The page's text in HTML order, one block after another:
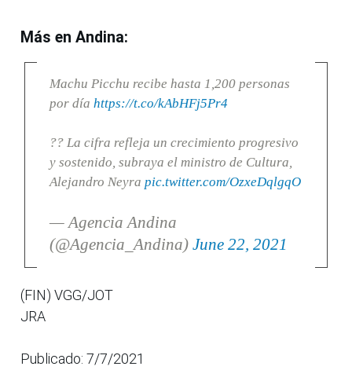
Más en Andina:
Machu Picchu recibe hasta 1,200 personas
por día https://t.co/kAbHFj5Pr4
?? La cifra refleja un crecimiento progresivo
y sostenido, subraya el ministro de Cultura,
Alejandro Neyra pic.twitter.com/OzxeDqlgqO
— Agencia Andina
(@Agencia_Andina) June 22, 2021
(FIN) VGG/JOT
JRA
Publicado: 7/7/2021